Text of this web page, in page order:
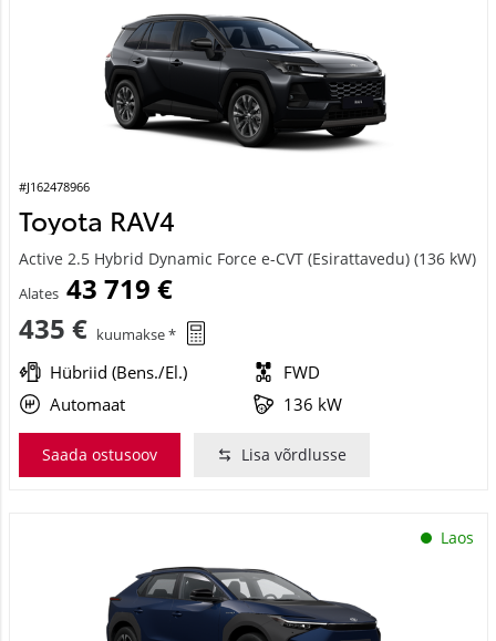
#J162478966
Toyota RAV4
Active 2.5 Hybrid Dynamic Force e-CVT (Esirattavedu) (136 kW)
Alates 43 719 €
435 € kuumakse *
Hübriid (Bens./El.)
FWD
Automaat
136 kW
Saada ostusoov Lisa võrdlusse
Laos